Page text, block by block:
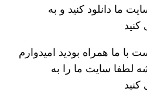
ما دانلود کنید و به
با ما همراه بودید امیدوارم
لطفا سایت ما را به